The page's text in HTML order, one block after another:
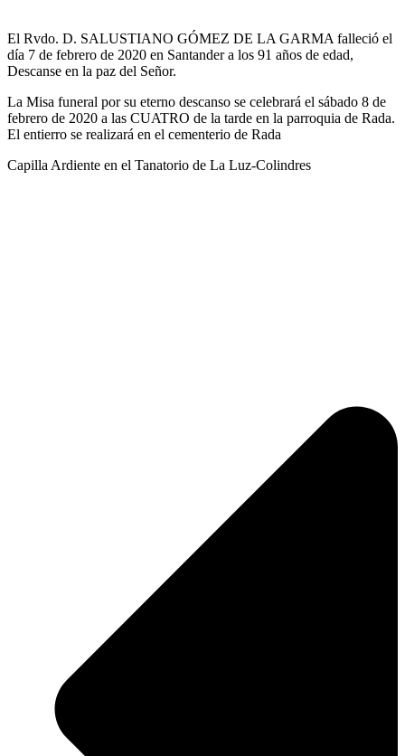
El Rvdo. D. SALUSTIANO GÓMEZ DE LA GARMA falleció el
día 7 de febrero de 2020 en Santander a los 91 años de edad,
Descanse en la paz del Señor.
La Misa funeral por su eterno descanso se celebrará el sábado 8 de
febrero de 2020 a las CUATRO de la tarde en la parroquia de Rada.
El entierro se realizará en el cementerio de Rada
Capilla Ardiente en el Tanatorio de La Luz-Colindres